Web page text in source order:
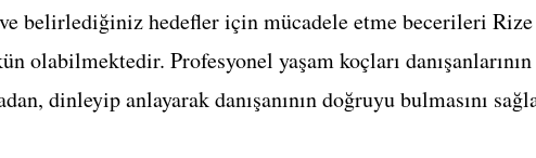
belirlediğiniz hedefler için mücadele etme becerileri
olabilmektedir. Profesyonel yaşam koçları
dinleyip anlayarak danışanının doğruyu bulmasını